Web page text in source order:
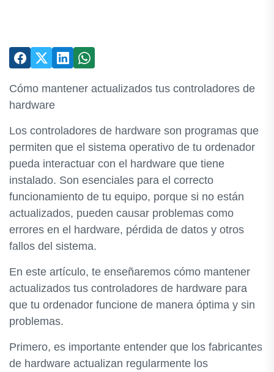
Cómo mantener actualizados tus controladores de
hardware
Los controladores de hardware son programas que
permiten que el sistema operativo de tu ordenador
pueda interactuar con el hardware que tiene
instalado. Son esenciales para el correcto
funcionamiento de tu equipo, porque si no están
actualizados, pueden causar problemas como
errores en el hardware, pérdida de datos y otros
fallos del sistema.
En este artículo, te enseñaremos cómo mantener
actualizados tus controladores de hardware para
que tu ordenador funcione de manera óptima y sin
problemas.
Primero, es importante entender que los fabricantes
de hardware actualizan regularmente los